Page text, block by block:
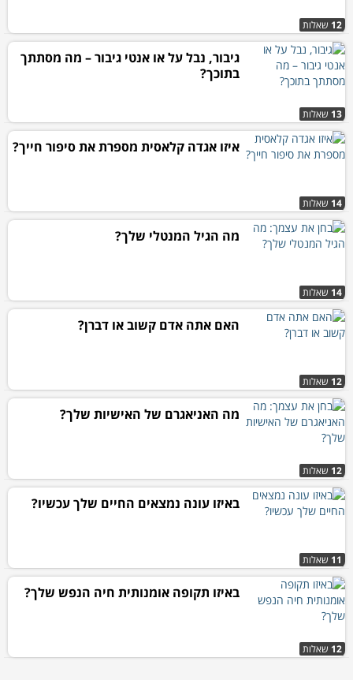
12 שאלות
13 שאלות
גיבור, נבל על או אנטי גיבור – מה מסתתך
בתוכך?
14 שאלות
איזו אגדה קלאסית מספרת את סיפור חייך?
14 שאלות
מה הגיל המנטלי שלך?
12 שאלות
האם אתה אדם קשוב או דברן?
12 שאלות
מה האניאגרם של האישיות שלך?
11 שאלות
באיזו עונה נמצאים החיים שלך עכשיו?
12 שאלות
באיזו תקופה אומנותית חיה הנפש שלך?